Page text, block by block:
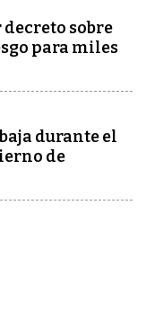
sobre
para miles
durante el
de